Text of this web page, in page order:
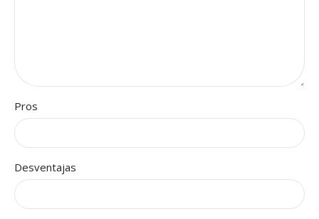
Pros
Desventajas